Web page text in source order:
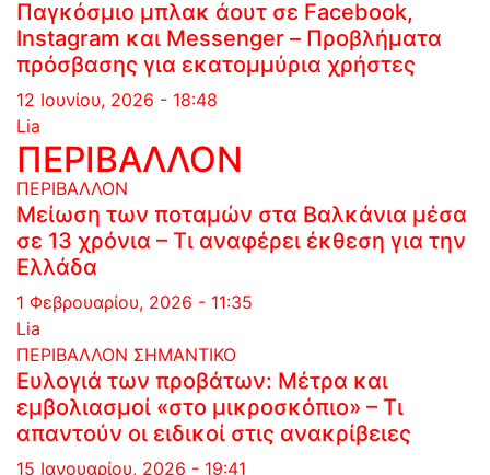
Παγκόσμιο μπλακ άουτ σε Facebook,
Instagram και Messenger – Προβλήματα
πρόσβασης για εκατομμύρια χρήστες
12 Ιουνίου, 2026 - 18:48
Lia
ΠΕΡΙΒΑΛΛΟΝ
ΠΕΡΙΒΑΛΛΟΝ
Μείωση των ποταμών στα Βαλκάνια μέσα
σε 13 χρόνια – Τι αναφέρει έκθεση για την
Ελλάδα
1 Φεβρουαρίου, 2026 - 11:35
Lia
ΠΕΡΙΒΑΛΛΟΝ ΣΗΜΑΝΤΙΚΟ
Ευλογιά των προβάτων: Μέτρα και
εμβολιασμοί «στο μικροσκόπιο» – Τι
απαντούν οι ειδικοί στις ανακρίβειες
15 Ιανουαρίου, 2026 - 19:41